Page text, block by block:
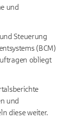
und
Steuerung
(BCM)
obliegt
und
diese weiter.